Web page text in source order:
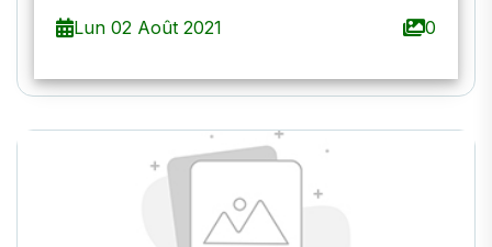
Lun 02 Août 2021 0